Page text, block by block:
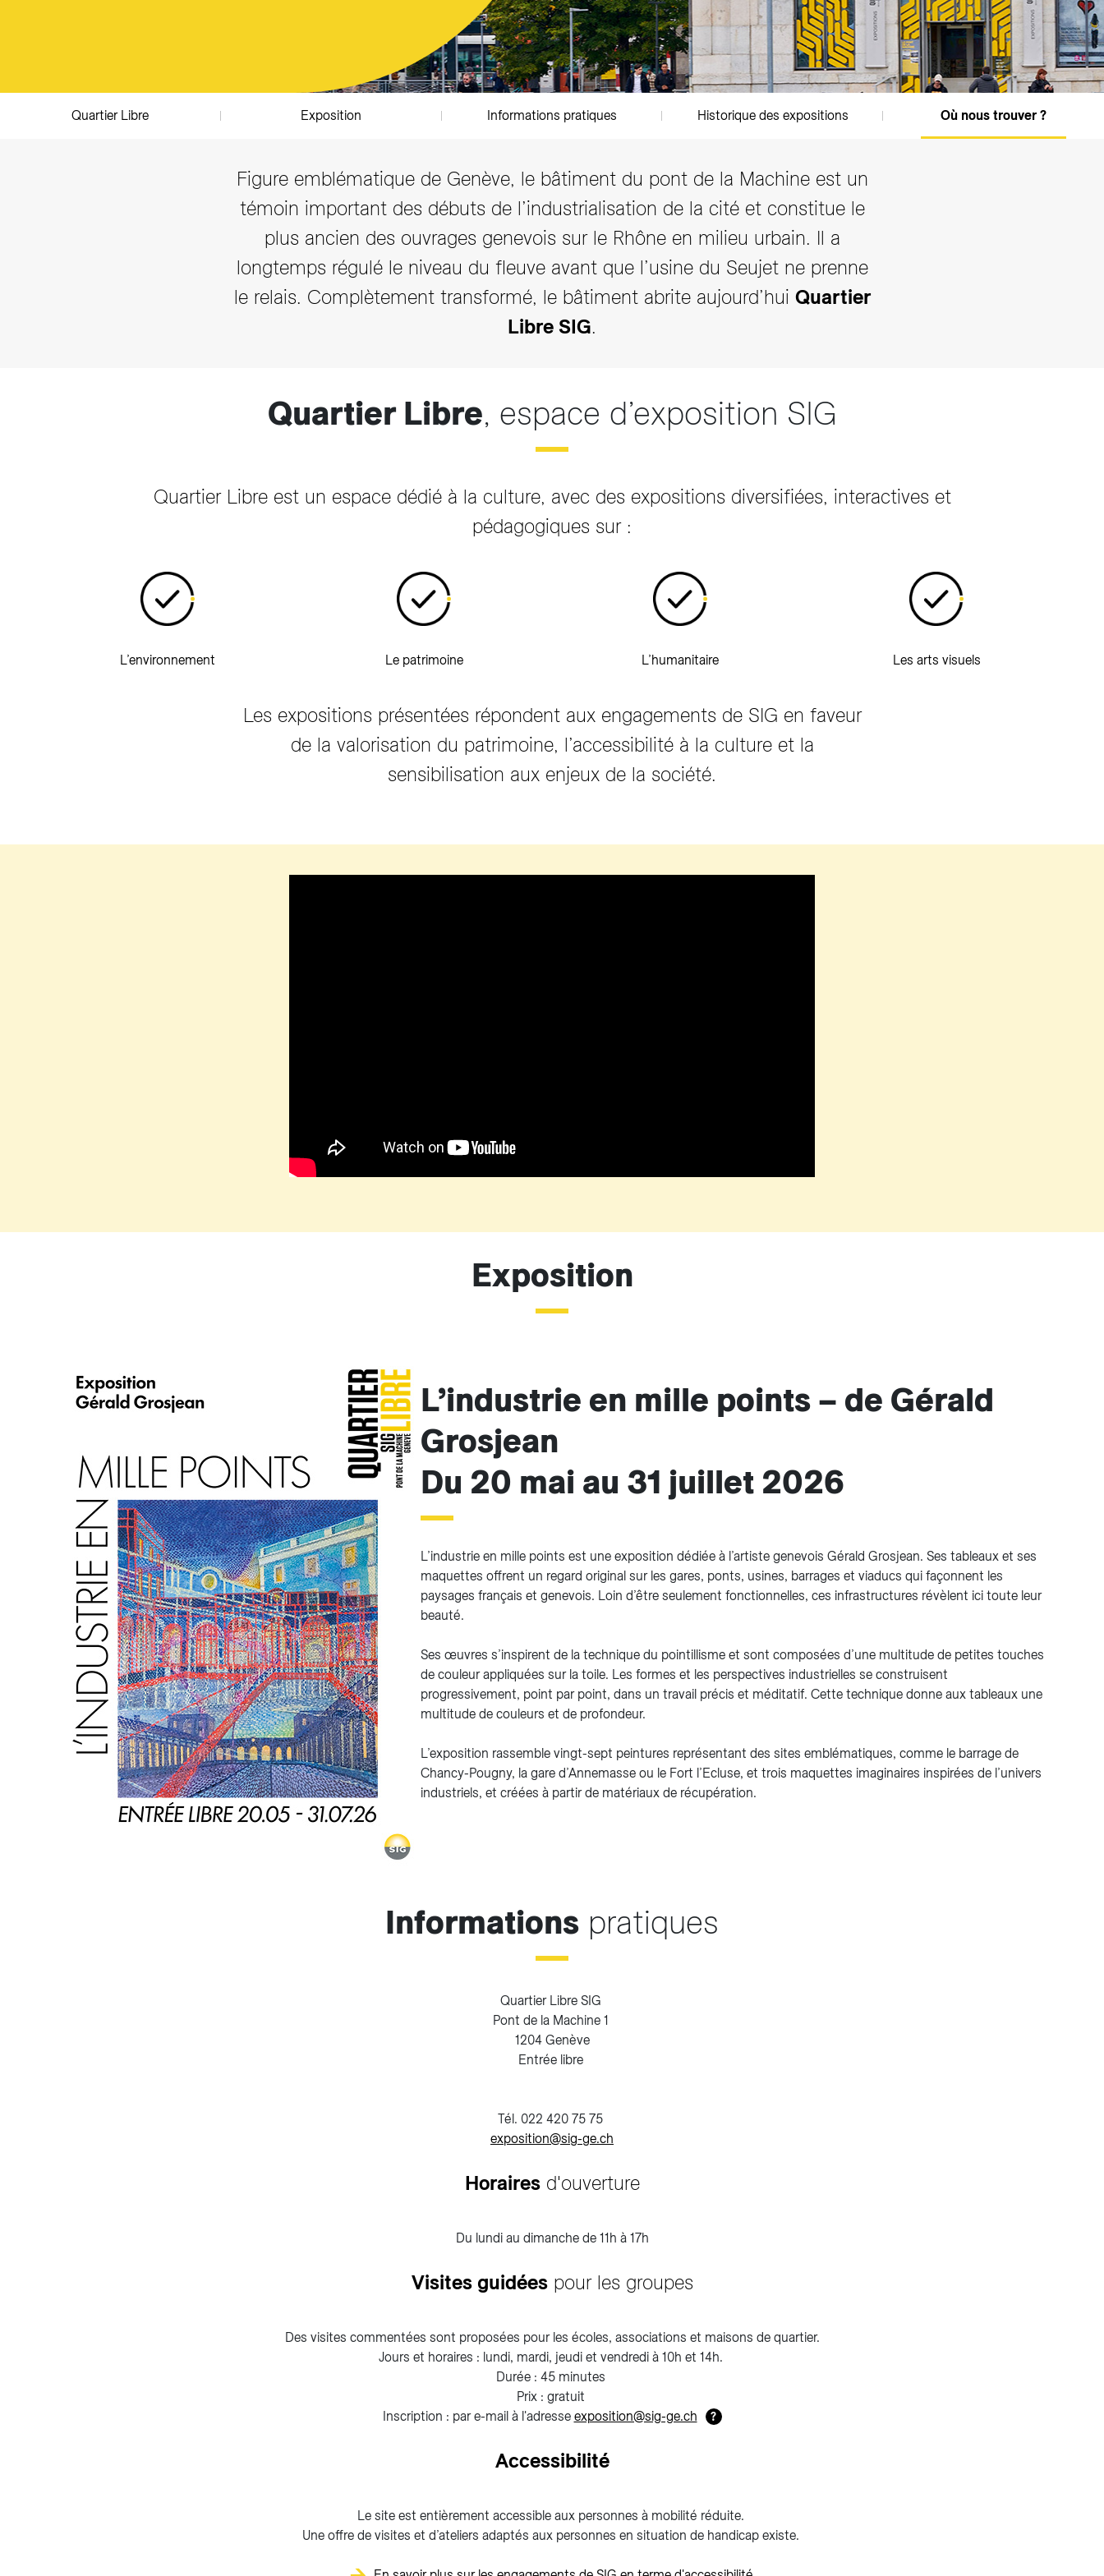
E-newsletter
Accéder aux actualités
Accéder aux offres d'emploi
Quartier Libre Exposition Informations pratiques Historique des expositions Où nous trouver ?
Figure emblématique de Genève, le bâtiment du pont de la Machine est un
témoin important des débuts de l’industrialisation de la cité et constitue le
plus ancien des ouvrages genevois sur le Rhône en milieu urbain. Il a
longtemps régulé le niveau du fleuve avant que l’usine du Seujet ne prenne
le relais. Complètement transformé, le bâtiment abrite aujourd’hui Quartier
Libre SIG.
Quartier Libre, espace d’exposition SIG
Quartier Libre est un espace dédié à la culture, avec des expositions diversifiées, interactives et
pédagogiques sur :
L’environnement Le patrimoine L’humanitaire Les arts visuels
Les expositions présentées répondent aux engagements de SIG en faveur
de la valorisation du patrimoine, l’accessibilité à la culture et la
sensibilisation aux enjeux de la société.
Exposition
L’industrie en mille points – de Gérald
Grosjean
Du 20 mai au 31 juillet 2026
L’industrie en mille points est une exposition dédiée à l’artiste genevois Gérald Grosjean. Ses tableaux et ses
maquettes offrent un regard original sur les gares, ponts, usines, barrages et viaducs qui façonnent les
paysages français et genevois. Loin d’être seulement fonctionnelles, ces infrastructures révèlent ici toute leur
beauté.
Ses œuvres s’inspirent de la technique du pointillisme et sont composées d’une multitude de petites touches
de couleur appliquées sur la toile. Les formes et les perspectives industrielles se construisent
progressivement, point par point, dans un travail précis et méditatif. Cette technique donne aux tableaux une
multitude de couleurs et de profondeur.
L’exposition rassemble vingt-sept peintures représentant des sites emblématiques, comme le barrage de
Chancy-Pougny, la gare d’Annemasse ou le Fort l’Ecluse, et trois maquettes imaginaires inspirées de l’univers
industriels, et créées à partir de matériaux de récupération.
Informations pratiques
Quartier Libre SIG
Pont de la Machine 1
1204 Genève
Entrée libre
Tél. 022 420 75 75
exposition@sig-ge.ch
Horairesd'ouverture
Du lundi au dimanche de 11h à 17h
Visites guidéespour les groupes
Des visites commentées sont proposées pour les écoles, associations et maisons de quartier.
Jours et horaires : lundi, mardi, jeudi et vendredi à 10h et 14h.
Durée : 45 minutes
Prix : gratuit
Inscription : par e-mail à l'adresse exposition@sig-ge.ch ?
Accessibilité
Le site est entièrement accessible aux personnes à mobilité réduite.
Une offre de visites et d’ateliers adaptés aux personnes en situation de handicap existe.